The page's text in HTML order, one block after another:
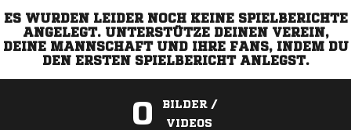
ES WURDEN LEIDER NOCH KEINE SPIELBERICHTE
ANGELEGT. UNTERSTÜTZE DEINEN VEREIN,
DEINE MANNSCHAFT UND IHRE FANS, INDEM DU
DEN ERSTEN SPIELBERICHT ANLEGST.
0
BILDER /
VIDEOS